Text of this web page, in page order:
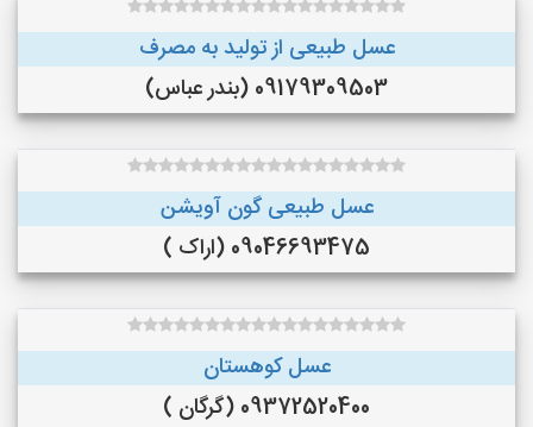
عسل طبیعی از تولید به مصرف
09179309503 (بندر عباس)
عسل طبیعی گون آویشن
09046693475 (اراک )
عسل کوهستان
09372520400 (گرگان )